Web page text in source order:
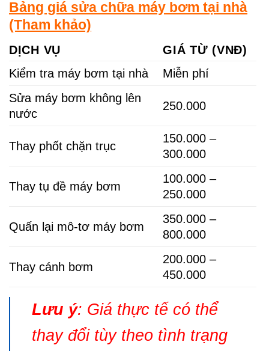
Bảng giá sửa chữa máy bơm tại nhà
(Tham khảo)
DỊCH VỤ
GIÁ TỪ (VNĐ)
Kiểm tra máy bơm tại nhà
Miễn phí
Sửa máy bơm không lên
nước
250.000
Thay phốt chặn trục
150.000 –
300.000
Thay tụ đề máy bơm
100.000 –
250.000
Quấn lại mô-tơ máy bơm
350.000 –
800.000
Thay cánh bơm
200.000 –
450.000
Lưu ý: Giá thực tế có thể
thay đổi tùy theo tình trạng